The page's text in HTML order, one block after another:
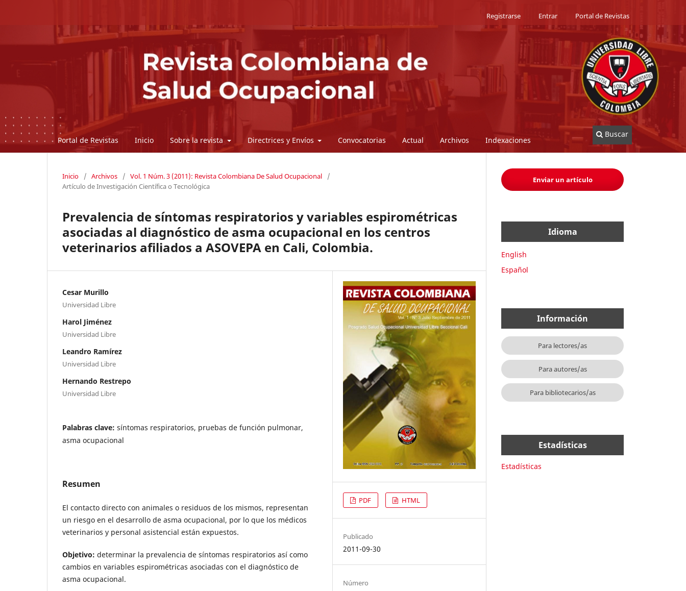
Portal de Revistas Inicio Sobre la revista Directrices y Envíos Convocatorias Actual Archivos Indexaciones
Buscar
Registrarse Entrar Portal de Revistas
Inicio / Archivos / Vol. 1 Núm. 3 (2011): Revista Colombiana De Salud Ocupacional
/
Artículo de Investigación Científica o Tecnológica
Prevalencia de síntomas respiratorios y variables espirométricas
asociadas al diagnóstico de asma ocupacional en los centros
veterinarios afiliados a ASOVEPA en Cali, Colombia.
Cesar Murillo
Universidad Libre
Harol Jiménez
Universidad Libre
Leandro Ramírez
Universidad Libre
Hernando Restrepo
Universidad Libre
Palabras clave: síntomas respiratorios, pruebas de función pulmonar,
asma ocupacional
Resumen
El contacto directo con animales o residuos de los mismos, representan
un riesgo en el desarrollo de asma ocupacional, por lo que los médicos
veterinarios y personal asistencial están expuestos.
Objetivo: determinar la prevalencia de síntomas respiratorios así como
cambios en variables espirométricas asociadas con el diagnóstico de
asma ocupacional.
PDF HTML
Publicado
2011-09-30
Número
Enviar un artículo
Idioma
English
Español
Información
Para lectores/as
Para autores/as
Para bibliotecarios/as
Estadísticas
Estadísticas